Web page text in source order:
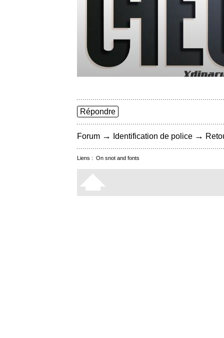
Répondre
Forum → Identification de police →
Liens : On snot and fonts